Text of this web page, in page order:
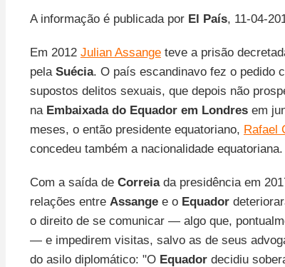
A informação é publicada porEl País, 11-04-
Em 2012 Julian Assangeteve a prisão
pela Suécia. O país escandinavo fez o pedido
supostos delitos sexuais, que depois não
na Embaixada do Equador em Londresem
meses, o então presidente equatoriano, Rafael
concedeu também a nacionalidade equatoriana.
Com a saída de Correiada presidência em
relações entre Assangee o Equador
o direito de se comunicar — algo que,
— e impedirem visitas, salvo as de seus
do asilo diplomático: "O Equadordecidiu